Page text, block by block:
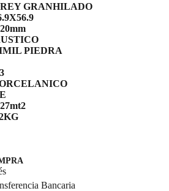
GRANHILADO
PIEDRA
Bancaria